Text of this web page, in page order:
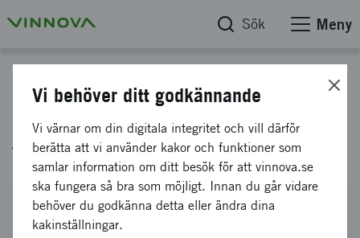
Sök Meny
Miljövänligt rengöringsmedel
för borttagning av pulverlack
Diarienummer
2009-03823
Vi behöver ditt godkännande
Vi värnar om din digitala integritet och vill därför
berätta att vi använder kakor och funktioner som
samlar information om ditt besök för att vinnova.se
ska fungera så bra som möjligt. Innan du går vidare
behöver du godkänna detta eller ändra dina
kakinställningar.